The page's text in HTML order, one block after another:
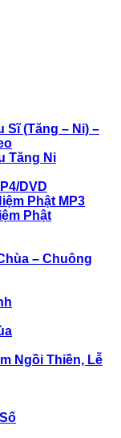
Sĩ (Tăng – Ni) –
Tăng Ni
DVD
Phật MP3
Phật
– Chuông
Ngồi Thiền, Lễ